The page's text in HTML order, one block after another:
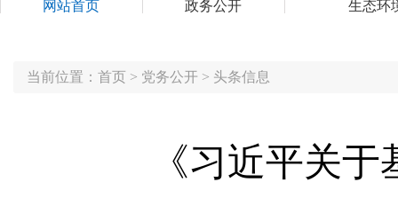
网站首页 政务公开 生态环
当前位置： 首页 > 党务公开 > 头条信息
《习近平关